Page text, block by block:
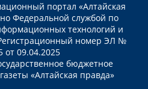
портал «Алтайская
Федеральной службой по
технологий и
номер ЭЛ №
от 09.04.2025
бюджетное
«Алтайская правда»